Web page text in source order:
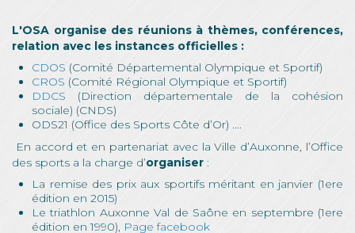
L'OSA organise des réunions à thèmes, conférences,
relation avec les instances officielles :
CDOS (Comité Départemental Olympique et Sportif)
CROS (Comité Régional Olympique et Sportif)
DDCS (Direction départementale de la cohésion
sociale) (CNDS)
ODS21 (Office des Sports Côte d’Or) ....
En accord et en partenariat avec la Ville d’Auxonne, l’Office
des sports a la charge d’organiser :
La remise des prix aux sportifs méritant en janvier (1ere
édition en 2015)
Le triathlon Auxonne Val de Saône en septembre (1ere
édition en 1990), Page facebook